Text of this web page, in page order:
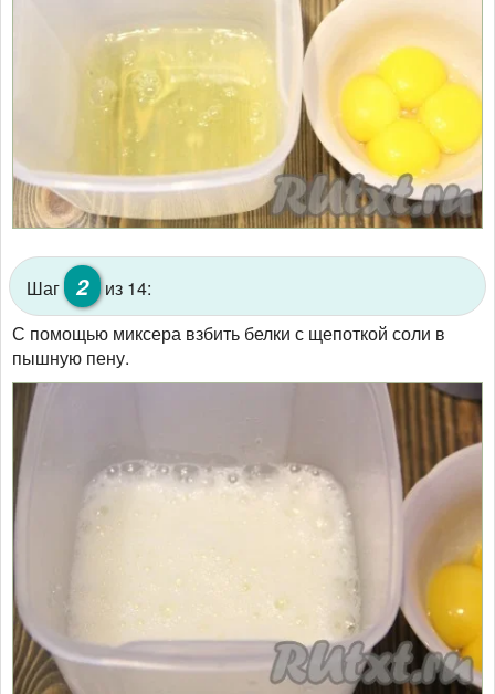
Шаг 2
из 14:
С помощью миксера взбить белки с щепоткой соли в
пышную пену.